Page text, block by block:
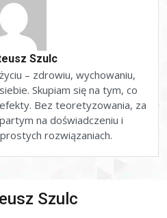
Szulc
– zdrowiu, wychowaniu,
Skupiam się na tym, co
Bez teoretyzowania, za
na doświadczeniu i
rozwiązaniach.
Szulc